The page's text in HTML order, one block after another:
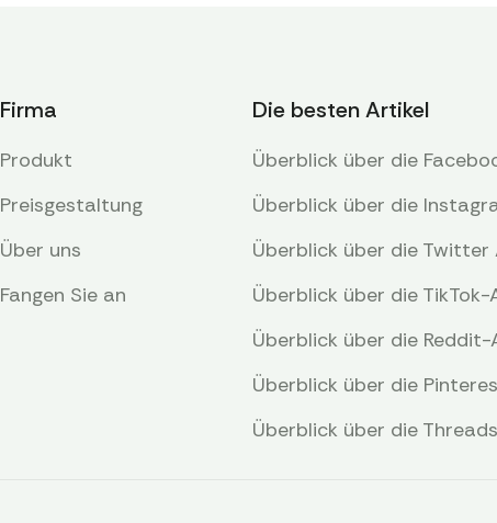
Firma
Produkt
Preisgestaltung
Über uns
Fangen Sie an
Die besten Artikel
Überblick über die
Überblick über die
Überblick über die Twitter
Überblick über die TikTok-
Überblick über die Reddit-
Überblick über die
Überblick über die